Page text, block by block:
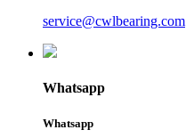
service@cwlbearing.com
Whatsapp
Whatsapp